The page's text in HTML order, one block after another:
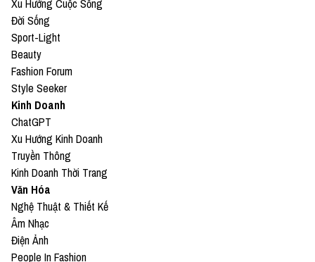
Xu Hướng Cuộc Sống
Đời Sống
Sport-Light
Beauty
Fashion Forum
Style Seeker
Kinh Doanh
ChatGPT
Xu Hướng Kinh Doanh
Truyền Thông
Kinh Doanh Thời Trang
Văn Hóa
Nghệ Thuật & Thiết Kế
Âm Nhạc
Điện Ảnh
People In Fashion